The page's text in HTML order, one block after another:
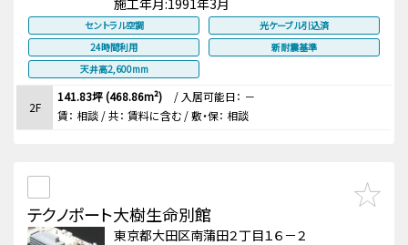
施工年月:1991年3月
セントラル空調
光ケーブル引込済
24時間利用
新耐震基準
天井高2,600mm
2F
141.83坪 (468.86m²) / 入居可能日： －
賃： 相談 / 共： 賃料に含む / 敷・保： 相談
テクノポート大樹生命別館
東京都大田区南蒲田２丁目１６－２